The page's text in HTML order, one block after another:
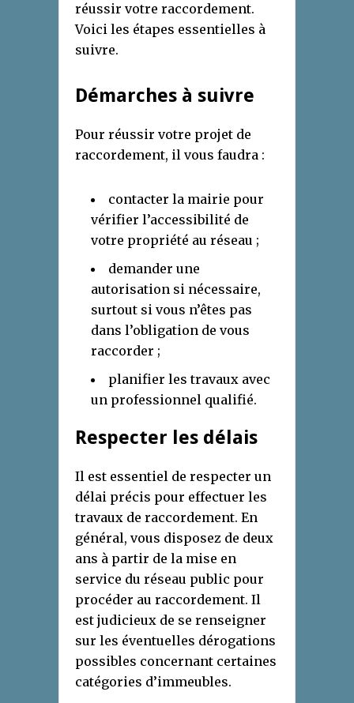
réussir votre raccordement.
Voici les étapes essentielles à
suivre.
Démarches à suivre
Pour réussir votre projet de
raccordement, il vous faudra :
contacter la mairie pour
vérifier l’accessibilité de
votre propriété au réseau ;
demander une
autorisation si nécessaire,
surtout si vous n’êtes pas
dans l’obligation de vous
raccorder ;
planifier les travaux avec
un professionnel qualifié.
Respecter les délais
Il est essentiel de respecter un
délai précis pour effectuer les
travaux de raccordement. En
général, vous disposez de deux
ans à partir de la mise en
service du réseau public pour
procéder au raccordement. Il
est judicieux de se renseigner
sur les éventuelles dérogations
possibles concernant certaines
catégories d’immeubles.